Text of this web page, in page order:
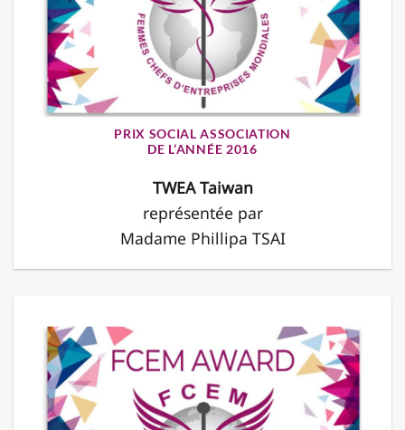
PRIX SOCIAL ASSOCIATION
DE L’ANNÉE 2016
TWEA Taiwan
représentée par
Madame Phillipa TSAI